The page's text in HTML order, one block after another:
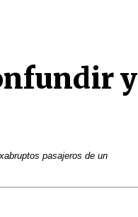
y
pasajeros de un